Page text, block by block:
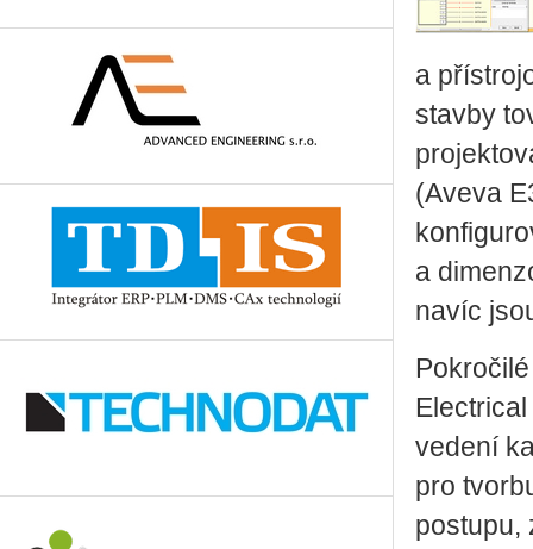
a
stavby
(Aveva
a
navíc
vedení
pro
postupu,